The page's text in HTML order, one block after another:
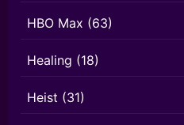
HBO Max (63)
Healing (18)
Heist (31)